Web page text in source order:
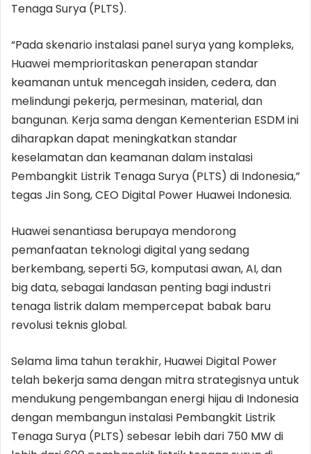
Tenaga Surya (PLTS).
“Pada skenario instalasi panel surya yang kompleks,
Huawei memprioritaskan penerapan standar
keamanan untuk mencegah insiden, cedera, dan
melindungi pekerja, permesinan, material, dan
bangunan. Kerja sama dengan Kementerian ESDM ini
diharapkan dapat meningkatkan standar
keselamatan dan keamanan dalam instalasi
Pembangkit Listrik Tenaga Surya (PLTS) di Indonesia,”
tegas Jin Song, CEO Digital Power Huawei Indonesia.
Huawei senantiasa berupaya mendorong
pemanfaatan teknologi digital yang sedang
berkembang, seperti 5G, komputasi awan, AI, dan
big data, sebagai landasan penting bagi industri
tenaga listrik dalam mempercepat babak baru
revolusi teknis global.
Selama lima tahun terakhir, Huawei Digital Power
telah bekerja sama dengan mitra strategisnya untuk
mendukung pengembangan energi hijau di Indonesia
dengan membangun instalasi Pembangkit Listrik
Tenaga Surya (PLTS) sebesar lebih dari 750 MW di